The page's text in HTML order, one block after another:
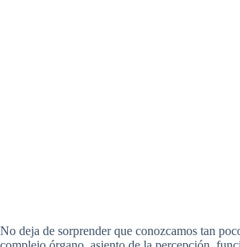
No deja de sorprender que conozcamos tan